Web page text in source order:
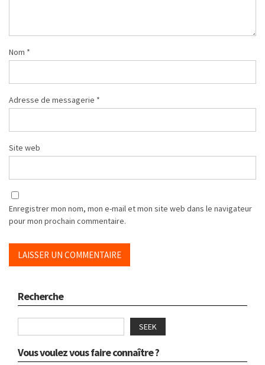
Nom *
Adresse de messagerie *
Site web
Enregistrer mon nom, mon e-mail et mon site web dans le navigateur
pour mon prochain commentaire.
Recherche
SEEK
Vous voulez vous faire connaître ?